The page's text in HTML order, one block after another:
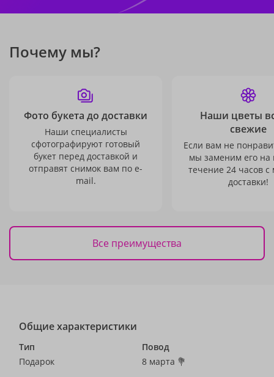
Почему мы?
Фото букета до доставки
Наши специалисты
сфотографируют готовый
букет перед доставкой и
отправят снимок вам по e-
mail.
Наши цветы
свежие
Если вам не
мы заменим его на
течение 24 часов с
доставки!
Все преимущества
Общие характеристики
Тип
Подарок
Повод
8 марта 💐